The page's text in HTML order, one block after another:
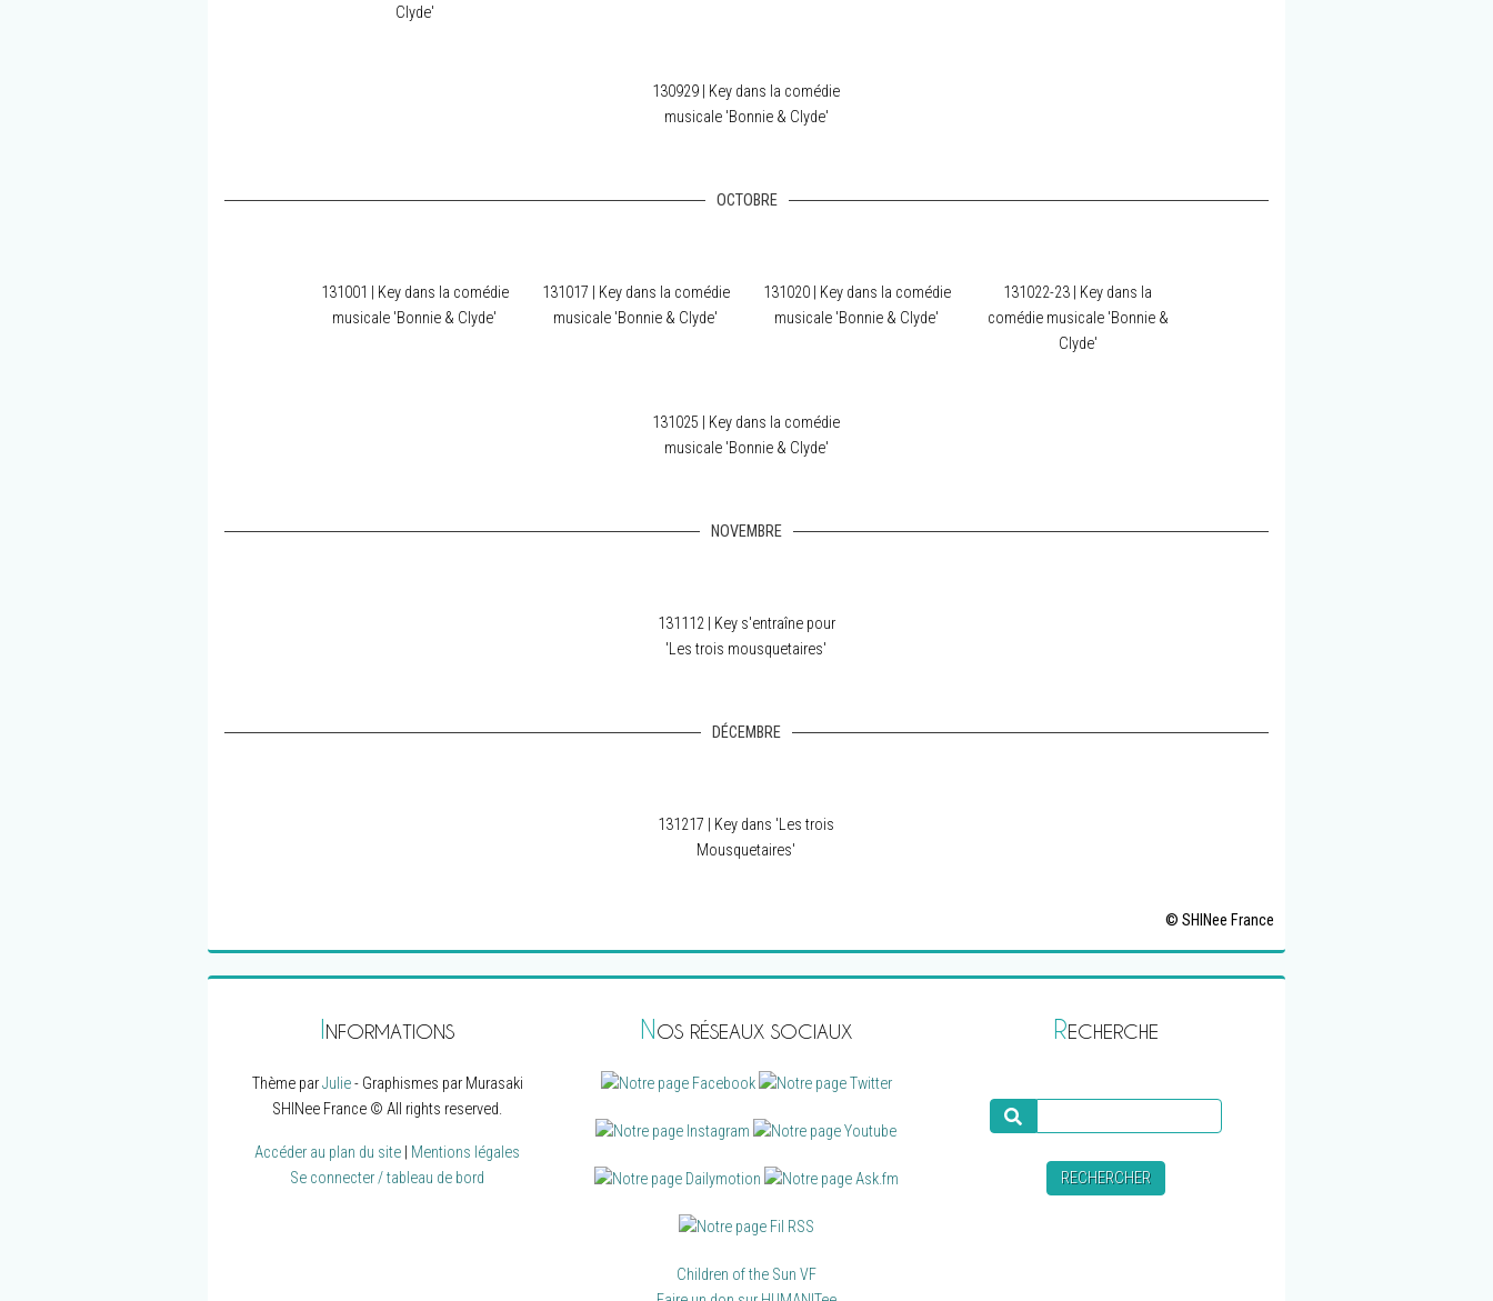
Clyde'
130929 | Key dans la comédie
musicale 'Bonnie & Clyde'
OCTOBRE
131001 | Key dans la comédie
musicale 'Bonnie & Clyde'
131017 | Key dans la comédie
musicale 'Bonnie & Clyde'
131020 | Key dans la comédie
musicale 'Bonnie & Clyde'
131022-23 | Key dans la
comédie musicale 'Bonnie &
Clyde'
131025 | Key dans la comédie
musicale 'Bonnie & Clyde'
NOVEMBRE
131112 | Key s'entraîne pour
'Les trois mousquetaires'
DÉCEMBRE
131217 | Key dans 'Les trois
Mousquetaires'
© SHINee France
INFORMATIONS
Thème parJulie- Graphismes par Murasaki
SHINee France © All rights reserved.
Accéder au plan du site Mentions légales
Se connecter / tableau de bord
NOS RÉSEAUX SOCIAUX
Children of the Sun VF
RECHERCHE
RECHERCHER